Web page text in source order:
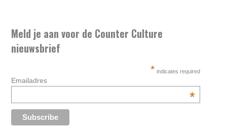
Meld je aan voor de Counter Culture
nieuwsbrief
* indicates required
Emailadres
*